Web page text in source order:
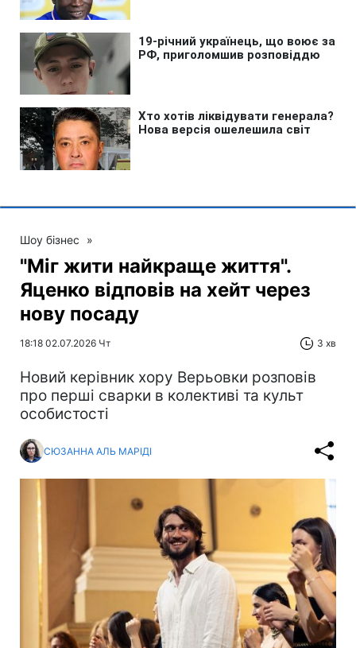
Шоу бізнес »
"Міг жити найкраще життя".
Яценко відповів на хейт через
нову посаду
18:18 02.07.2026 Чт 3 хв
Новий керівник хору Верьовки розповів
про перші сварки в колективі та культ
особистості
СЮЗАННА АЛЬ МАРІДІ